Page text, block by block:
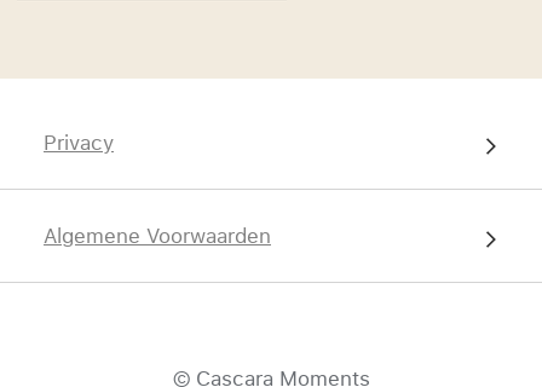
© Cascara Moments
Privacy
Algemene Voorwaarden